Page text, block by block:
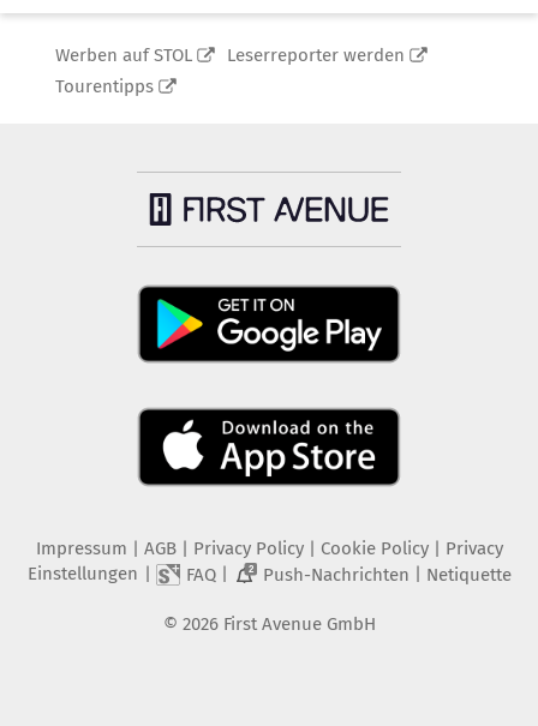
Werben auf STOL
Leserreporter werden
Tourentipps
Impressum | AGB | Privacy Policy| Cookie Policy| Privacy
Einstellungen | FAQ| 2 Push-Nachrichten | Netiquette
© 2026 First Avenue GmbH